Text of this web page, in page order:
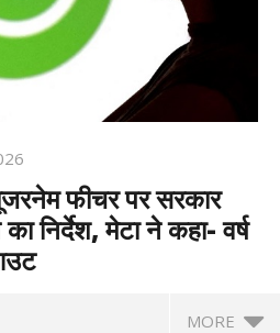
फीचर पर सरकार
निर्देश, मेटा ने कहा- वर्ष
MORE